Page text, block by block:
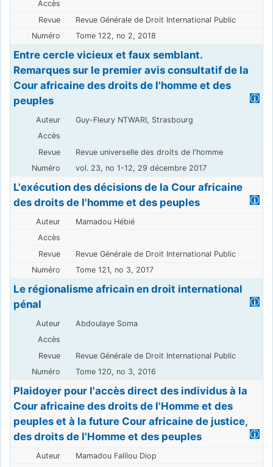
Revue Générale de Droit International Public
Tome 122, no 2, 2018
Entre cercle vicieux et faux semblant.
Remarques sur le premier avis consultatif de la
Cour africaine des droits de l'homme et des
peuples
Guy-Fleury NTWARI, Strasbourg
Revue universelle des droits de l'homme
vol. 23, no 1-12, 29 décembre 2017
L'exécution des décisions de la Cour africaine
des droits de l'homme et des peuples
Mamadou Hébié
Revue Générale de Droit International Public
Tome 121, no 3, 2017
Le régionalisme africain en droit international
pénal
Abdoulaye Soma
Revue Générale de Droit International Public
Tome 120, no 3, 2016
Plaidoyer pour l'accès direct des individus à la
Cour africaine des droits de l'Homme et des
peuples et à la future Cour africaine de justice,
des droits de l'Homme et des peuples
Mamadou Falilou Diop